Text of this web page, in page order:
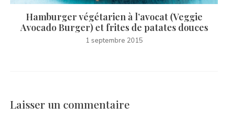
Hamburger végétarien à l’avocat (Veggie
Avocado Burger) et frites de patates douces
1 septembre 2015
Laisser un commentaire